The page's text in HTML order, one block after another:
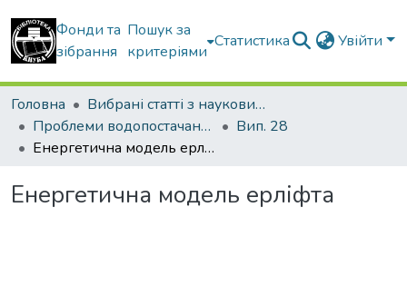
Фонди та
зібрання
Пошук за
критеріями
Статистика Увійти
Головна
Вибрані статті з наукових збірників КНУБА
Проблеми водопостачання, водовідведення та гідравліки
Вип. 28
Енергетична модель ерліфта
Енергетична модель ерліфта